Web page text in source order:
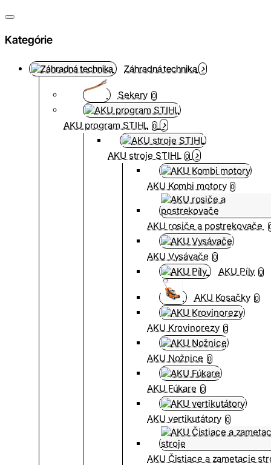
Kategórie
Záhradná technika
Sekery 0
AKU program STIHL 0
AKU stroje STIHL 0
AKU Kombi motory 0
AKU rosiče a postrekovače
AKU Vysávače 0
AKU Píly 0
AKU Kosačky 0
AKU Krovinorezy 0
AKU Nožnice 0
AKU Fúkare 0
AKU vertikutátory 0
AKU Čistiace a zametacie